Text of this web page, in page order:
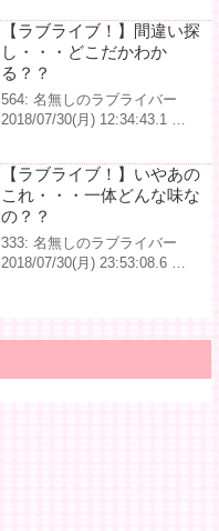
【ラブライブ！】間違い探
し・・・どこだかわか
る？？
564: 名無しのラブライバー
2018/07/30(月) 12:34:43.1 …
【ラブライブ！】いやあの
これ・・・一体どんな味な
の？？
333: 名無しのラブライバー
2018/07/30(月) 23:53:08.6 …